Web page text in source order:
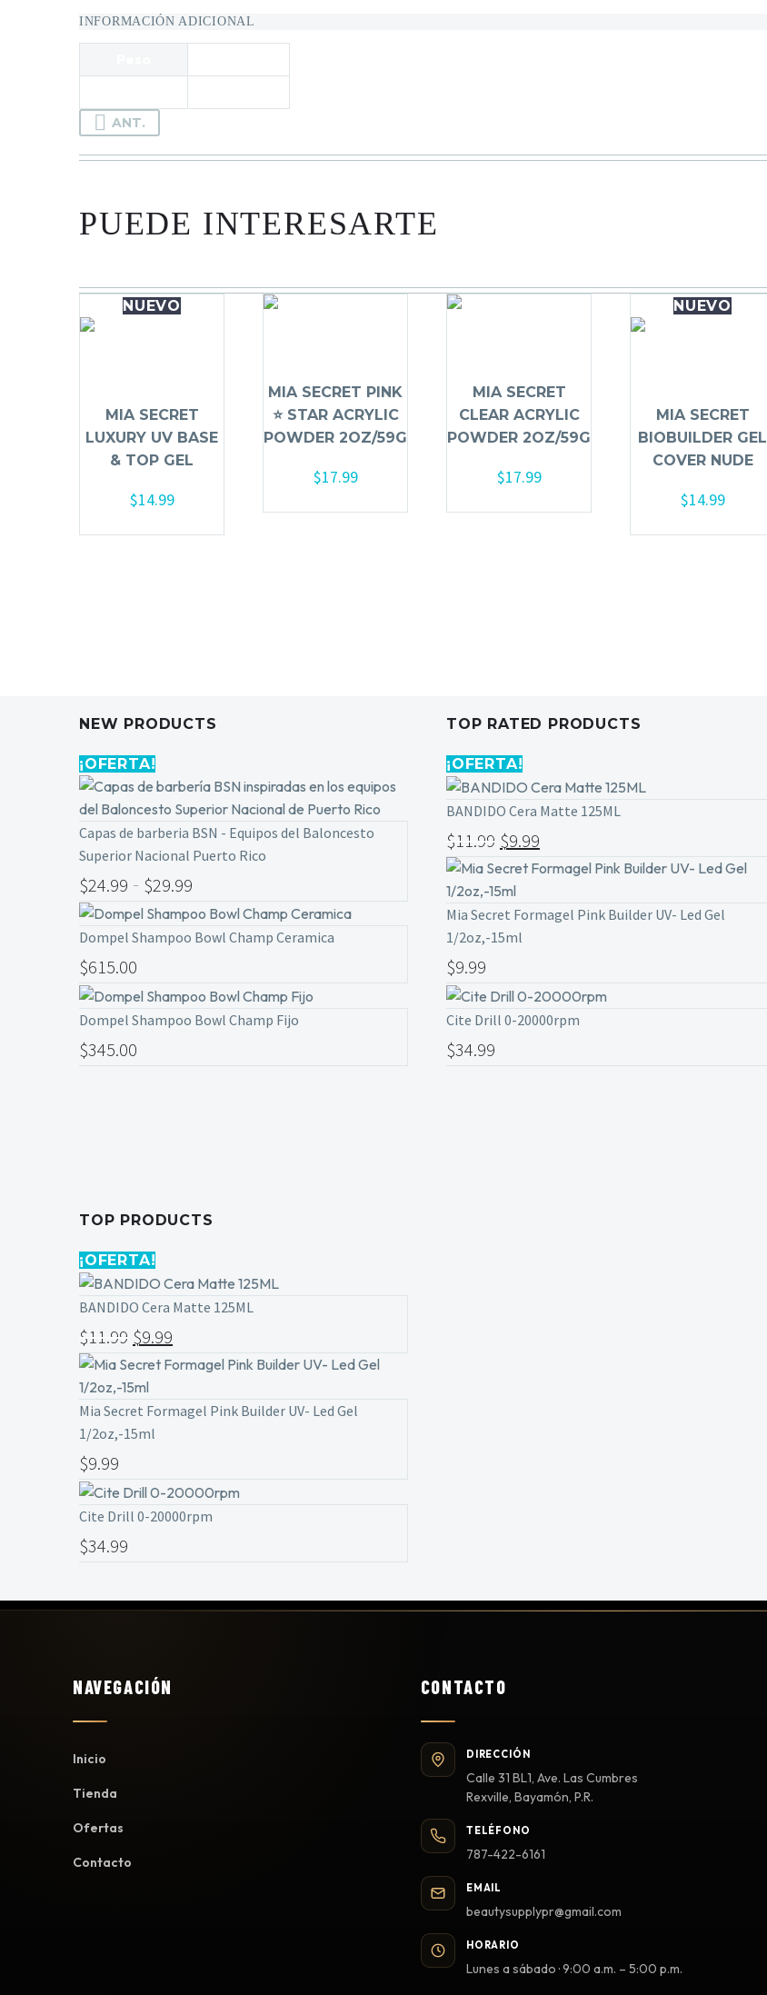
INFORMACIÓN ADICIONAL
ANT.
PUEDE INTERESARTE
NUEVO
MIA SECRET
LUXURY UV BASE
& TOP GEL
$14.99
MIA SECRET PINK
⭐️ STAR ACRYLIC
POWDER 2OZ/59G
$17.99
MIA SECRET
CLEAR ACRYLIC
POWDER 2OZ/59G
$17.99
NUEVO
MIA SECRET
BIOBUILDER GEL
COVER NUDE
$14.99
NEW PRODUCTS
¡OFERTA!
Capas de barberia BSN - Equipos del Baloncesto
Superior Nacional Puerto Rico
$24.99 - $29.99
Dompel Shampoo Bowl Champ Ceramica
$615.00
Dompel Shampoo Bowl Champ Fijo
$345.00
TOP RATED PRODUCTS
¡OFERTA!
BANDIDO Cera Matte 125ML
$11.99 $9.99
Mia Secret Formagel Pink Builder UV- Led Gel
1/2oz,-15ml
$9.99
Cite Drill 0-20000rpm
$34.99
TOP PRODUCTS
¡OFERTA!
BANDIDO Cera Matte 125ML
$11.99 $9.99
Mia Secret Formagel Pink Builder UV- Led Gel
1/2oz,-15ml
$9.99
Cite Drill 0-20000rpm
$34.99
NAVEGACIÓN
Inicio
Tienda
Ofertas
Contacto
CONTACTO
DIRECCIÓN
Calle 31 BL1, Ave. Las Cumbres
Rexville, Bayamón, P.R.
TELÉFONO
787-422-6161
EMAIL
beautysupplypr@gmail.com
HORARIO
Lunes a sábado · 9:00 a.m. – 5:00 p.m.